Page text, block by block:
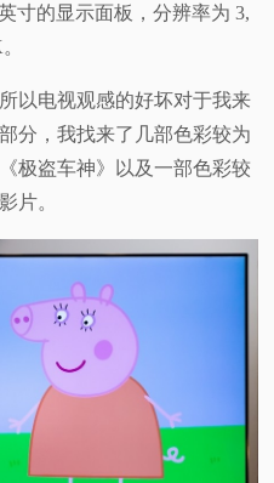
寸的显示面板，分辨率为 3,
以电视观感的好坏对于我来
分，我找来了几部色彩较为
极盗车神》以及一部色彩较
片。